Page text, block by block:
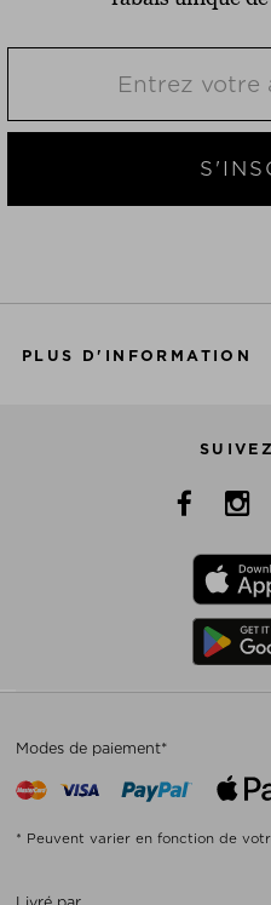
PLUS D'INFORMATION
Modes de paiement*
* Peuvent varier en fonction de